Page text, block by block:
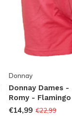
Donnay
Donnay Dames
Romy -
€14,99 €22,99